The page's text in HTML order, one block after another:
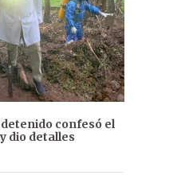
confesó el
dio detalles